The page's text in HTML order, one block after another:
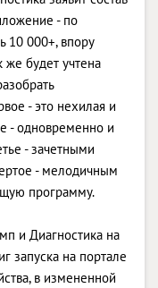
- по
10 000+, впору
же будет учтена
- это нехилая и
- одновременно и
- зачетными
- мелодичным
программу.
и Диагностика на
запуска на портале
в измененной